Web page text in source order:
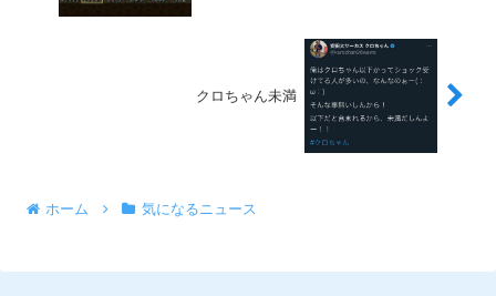
クロちゃん未満
ホーム 気になるニュース